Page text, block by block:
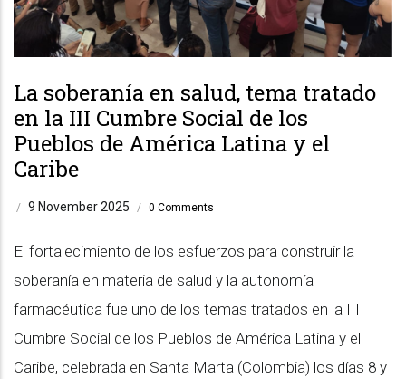
La soberanía en salud, tema tratado
en la III Cumbre Social de los
Pueblos de América Latina y el
Caribe
/ 9 November 2025 / 0 Comments
El fortalecimiento de los esfuerzos para construir la
soberanía en materia de salud y la autonomía
farmacéutica fue uno de los temas tratados en la III
Cumbre Social de los Pueblos de América Latina y el
Caribe, celebrada en Santa Marta (Colombia) los días 8 y